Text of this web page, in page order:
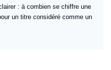
: à combien se chiffre une
un titre considéré comme un